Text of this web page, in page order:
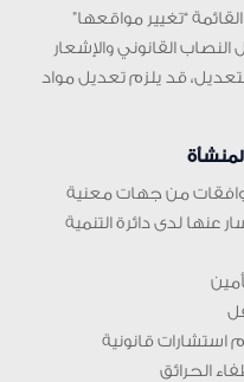
“تغيير مواقعها”
الثاني/يناير 2022. لجعل النصاب القانوني والإشعار
قد يلزم تعديل مواد
من جهات معنية
عنها لدى دائرة التنمية
استشارات قانونية
الحرائق